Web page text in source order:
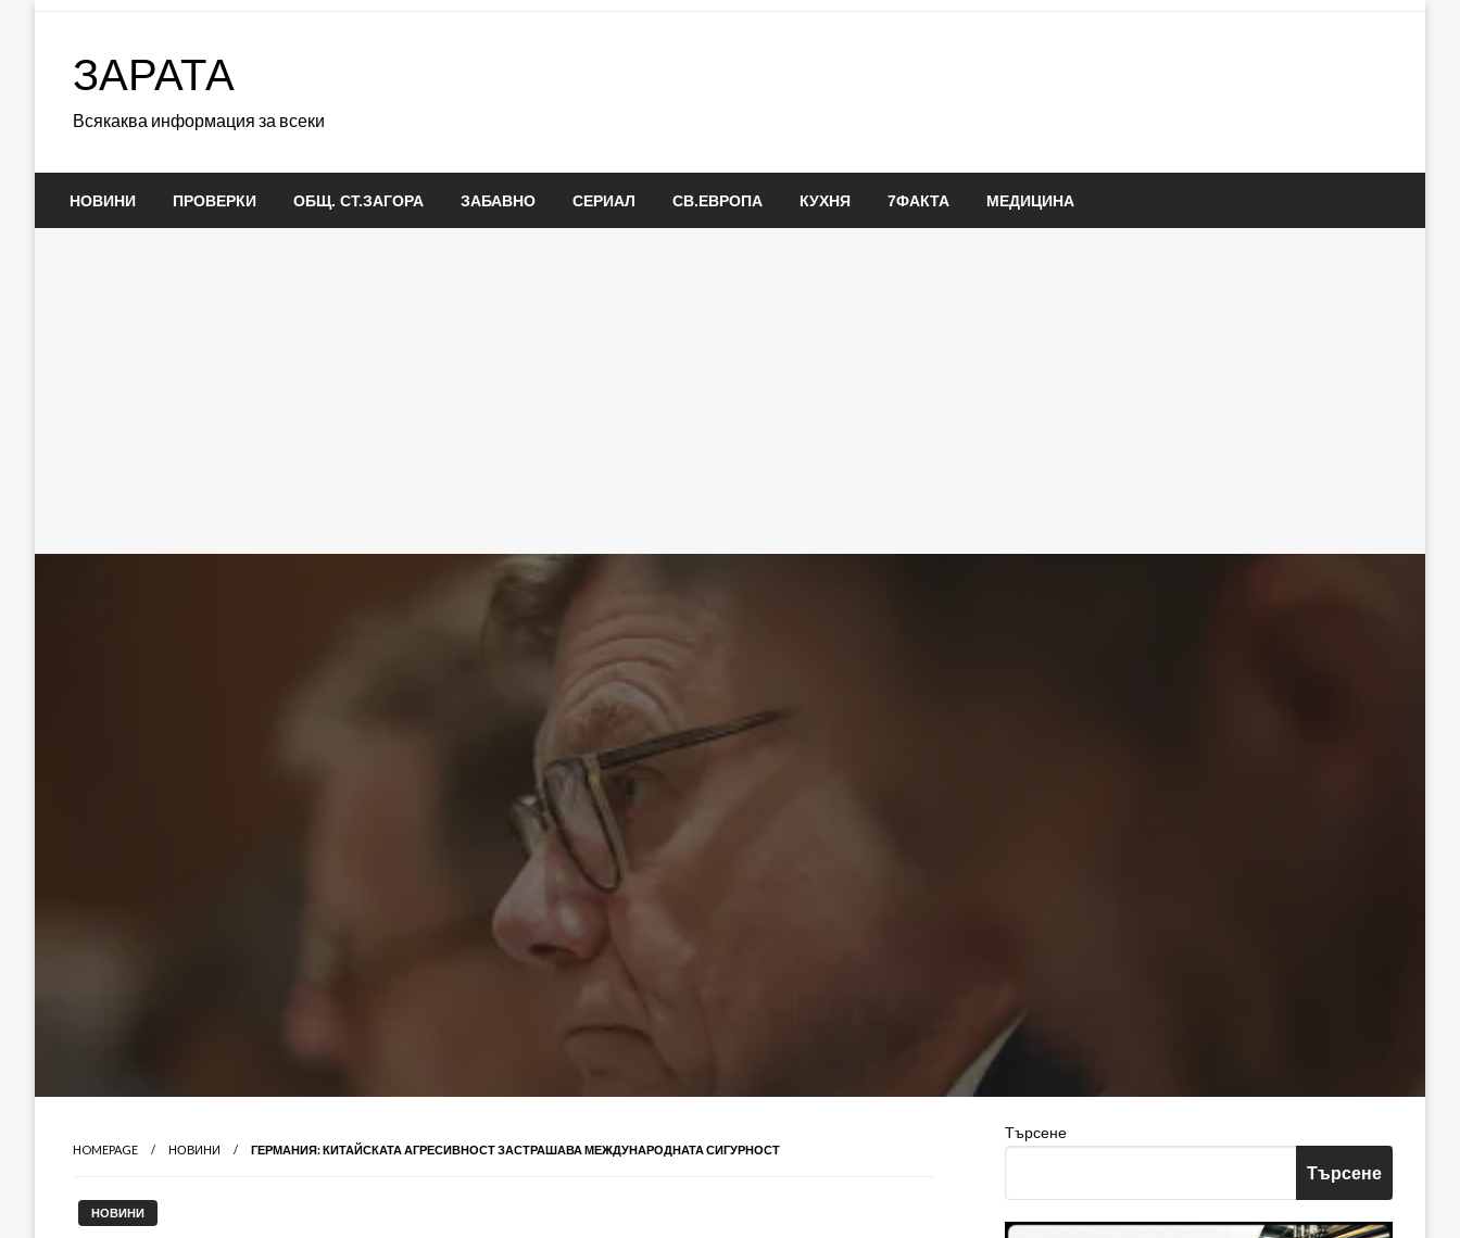
ЗАРАТА
Всякаква информация за всеки
НОВИНИ ПРОВЕРКИ ОБЩ. СТ.ЗАГОРА ЗАБАВНО СЕРИАЛ СВ.ЕВРОПА КУХНЯ 7ФАКТА МЕДИЦИНА
HOMEPAGE НОВИНИ ГЕРМАНИЯ: КИТАЙСКАТА АГРЕСИВНОСТ ЗАСТРАШАВА МЕЖДУНАРОДНАТА СИГУРНОСТ
НОВИНИ
Търсене
Търсене